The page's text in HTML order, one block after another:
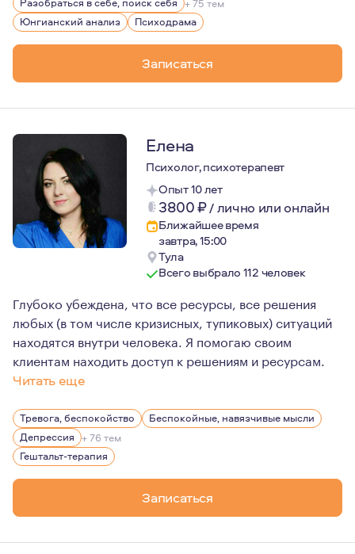
+ 75 тем
Юнгианский анализ
Психодрама
Записаться
Елена
Психолог, психотерапевт
Опыт 10 лет
3800₽/лично или онлайн
Ближайшее время
завтра, 15:00
Тула
Всего выбрало 112 человек
Глубоко убеждена, что все ресурсы, все решения
любых (в том числе кризисных, тупиковых) ситуаций
находятся внутри человека. Я помогаю своим
клиентам находить доступ к решениям и ресурсам.
Читать еще
Психотерапия для меня - это процесс исследования,
Мне очень интересны люди с их уникальными
Тревога, беспокойство
Беспокойные, навязчивые мысли
Депрессия + 76 тем
Гештальт-терапия
Записаться